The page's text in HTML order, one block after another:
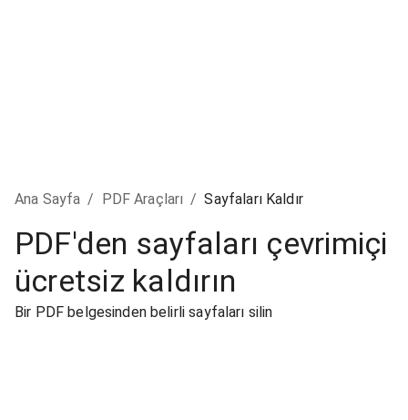
Ana Sayfa / PDF Araçları / Sayfaları Kaldır
PDF'den sayfaları çevrimiçi
ücretsiz kaldırın
Bir PDF belgesinden belirli sayfaları silin